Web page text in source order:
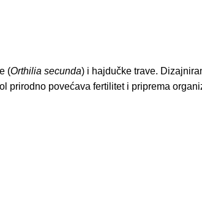
(Orthilia secunda) i hajdučke trave.
povećava fertilitet i priprema